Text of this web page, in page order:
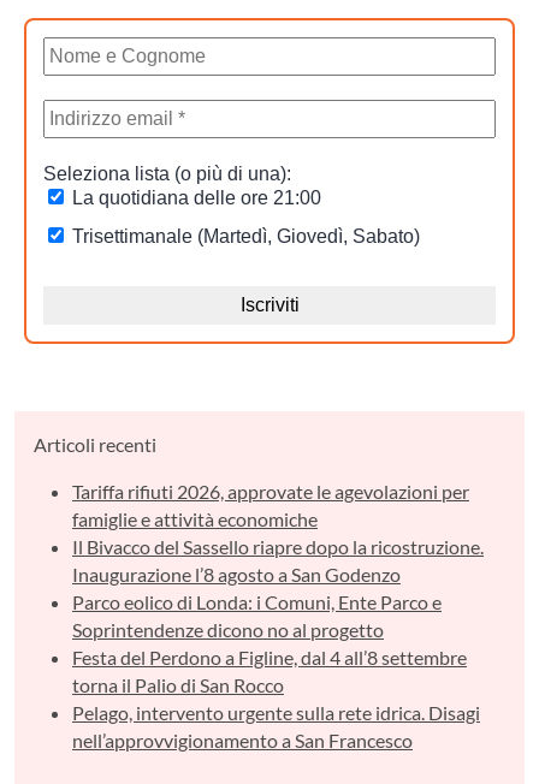
Articoli recenti
Tariffa rifiuti 2026, approvate le agevolazioni per
famiglie e attività economiche
Il Bivacco del Sassello riapre dopo la ricostruzione.
Inaugurazione l’8 agosto a San Godenzo
Parco eolico di Londa: i Comuni, Ente Parco e
Soprintendenze dicono no al progetto
Festa del Perdono a Figline, dal 4 all’8 settembre
torna il Palio di San Rocco
Pelago, intervento urgente sulla rete idrica. Disagi
nell’approvvigionamento a San Francesco